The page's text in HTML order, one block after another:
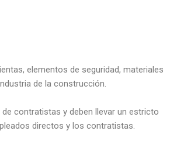
elementos de seguridad, materiales
de la construcción.
contratistas y deben llevar un estricto
directos y los contratistas.